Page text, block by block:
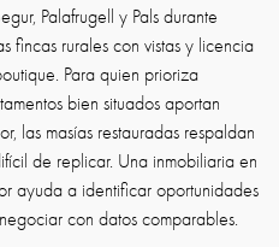
Palafrugell y Pals durante
fincas rurales con vistas y licencia
Para quien prioriza
bien situados aportan
las masías restauradas respaldan
de replicar. Una inmobiliaria en
ayuda a identificar oportunidades
con datos comparables.